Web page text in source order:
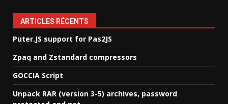
ARTICLES RÉCENTS
Puter.JS support for Pas2JS
Zpaq and Zstandard compressors
GOCCIA Script
Unpack RAR (version 3-5) archives, password